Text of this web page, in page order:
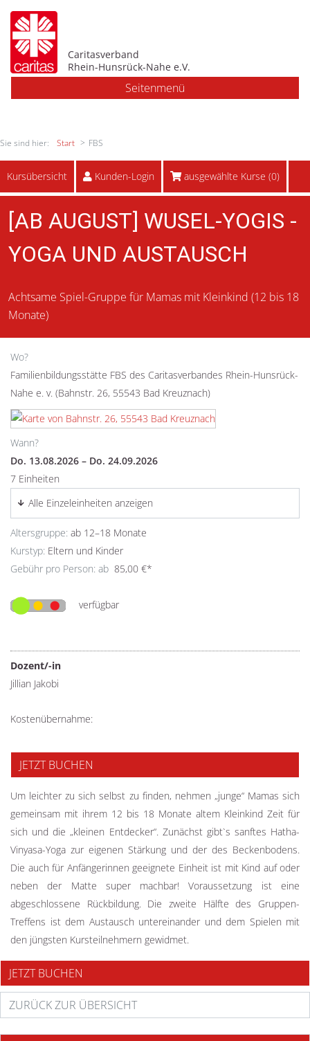
Caritasverband
Rhein-Hunsrück-Nahe e.V.
Seitenmenü
Sie sind hier: Start FBS
Kursübersicht Kunden-Login ausgewählte Kurse (0)
[AB AUGUST] WUSEL-YOGIS ­
YOGA UND AUSTAUSCH
Achtsame Spiel-Gruppe für Mamas mit Kleinkind (12 bis 18
Monate)
Wo?
Familienbildungsstätte FBS des Caritasverbandes Rhein-Hunsrück-
Nahe e. v. (Bahnstr. 26, 55543 Bad Kreuznach)
Wann?
Do. 13.08.2026 – Do. 24.09.2026
7 Einheiten
Alle Einzeleinheiten anzeigen
Altersgruppe: ab 12–18 Monate
Kurstyp: Eltern und Kinder
Gebühr pro Person: ab 85,00 €*
verfügbar
Dozent/-in
Jillian Jakobi
Kostenübernahme:
JETZT BUCHEN
Um leichter zu sich selbst zu finden, nehmen „junge“ Mamas sich
gemeinsam mit ihrem 12 bis 18 Monate altem Kleinkind Zeit für
sich und die „kleinen Entdecker“. Zunächst gibt`s sanftes Hatha-
Vinyasa-Yoga zur eigenen Stärkung und der des Beckenbodens.
Die auch für Anfängerinnen geeignete Einheit ist mit Kind auf oder
neben der Matte super machbar! Voraussetzung ist eine
abgeschlossene Rückbildung. Die zweite Hälfte des Gruppen-
Treffens ist dem Austausch untereinander und dem Spielen mit
den jüngsten Kursteilnehmern gewidmet.
JETZT BUCHEN
ZURÜCK ZUR ÜBERSICHT